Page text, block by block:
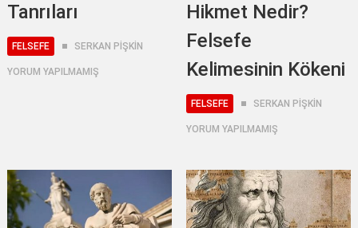
Tanrıları
FELSEFE SERKAN PİŞKİN
YORUM YAPILMAMIŞ
Hikmet Nedir?
Felsefe
Kelimesinin Kökeni
FELSEFE SERKAN PİŞKİN
YORUM YAPILMAMIŞ